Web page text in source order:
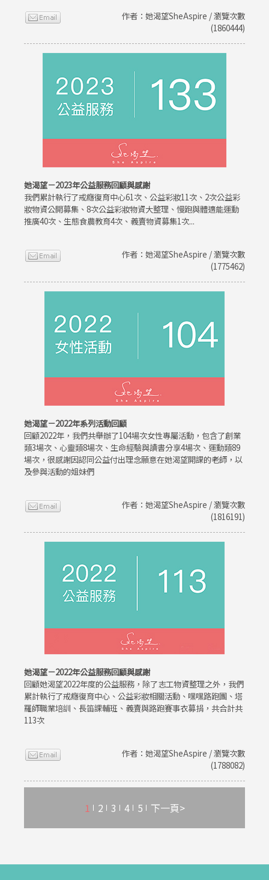
作者：她渴望SheAspire / 瀏覽次數
(1860444)
她渴望－2023年公益服務回顧與感謝
我們累計執行了戒癮復育中心61次、公益彩妝11次、2次公益彩
妝物資公開募集、8次公益彩妝物資大整理、慢跑與體適能運動
推廣40次、生態食農教育4次、義賣物資募集1次...
作者：她渴望SheAspire / 瀏覽次數
(1775462)
她渴望－2022年系列活動回顧
回顧2022年，我們共舉辦了104場次女性專屬活動，包含了創業
類3場次、心靈類8場次、生命經驗與讀書分享4場次、運動類89
場次，很感謝因認同公益付出理念願意在她渴望開課的老師，以
及參與活動的姐妹們
作者：她渴望SheAspire / 瀏覽次數
(1816191)
她渴望－2022年公益服務回顧與感謝
回顧她渴望2022年度的公益服務，除了志工物資整理之外，我們
累計執行了戒癮復育中心、公益彩妝相關活動、嘿嘿路跑團、塔
羅師職業培訓、長笛課輔班、義賣與路跑賽事衣募捐，共合計共
113次
作者：她渴望SheAspire / 瀏覽次數
(1788082)
1 2 3 4 5 下一頁>